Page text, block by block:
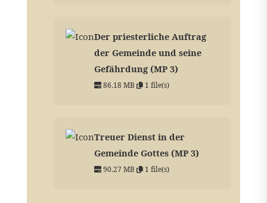
Der priesterliche Auftrag
der Gemeinde und seine
Gefährdung (MP 3)
86.18 MB 1 file(s)
Treuer Dienst in der
Gemeinde Gottes (MP 3)
90.27 MB 1 file(s)